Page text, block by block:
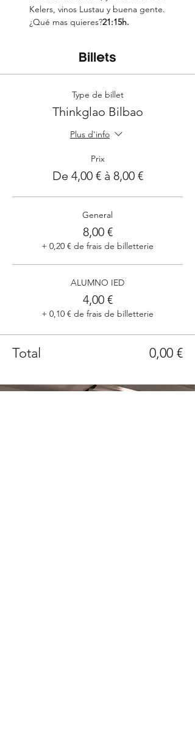
Kelers, vinos Lustau y buena gente.
¿Qué mas quieres?21:15h.
Billets
Type de billet
Thinkglao Bilbao
Plus d'info
Prix
De 4,00 € à 8,00 €
General
8,00 €
+ 0,20 € de frais de billetterie
ALUMNO IED
4,00 €
+ 0,10 € de frais de billetterie
Total 0,00 €